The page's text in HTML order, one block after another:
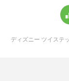
ディズニー ツイステ